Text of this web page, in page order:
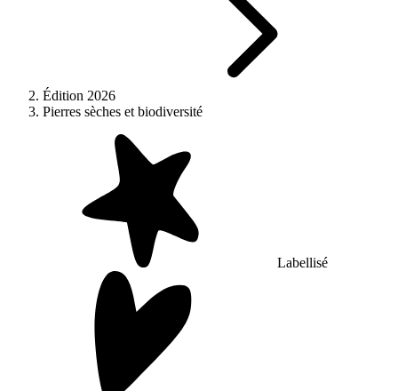
Édition 2026
Pierres sèches et biodiversité
Labellisé